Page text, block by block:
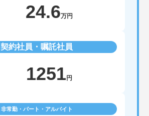
24.6万円
契約社員・嘱託社員
1251 円
非常勤・パート・アルバイト